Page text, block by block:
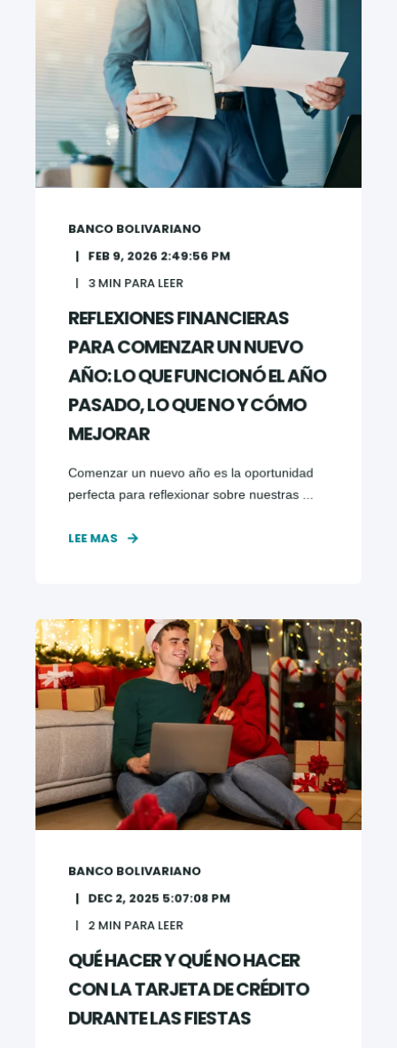
BANCO BOLIVARIANO
FEB 9, 2026 2:49:56 PM
3MIN PARA LEER
REFLEXIONES FINANCIERAS
PARA COMENZAR UN NUEVO
AÑO: LO QUE FUNCIONÓ EL AÑO
PASADO, LO QUE NO Y CÓMO
MEJORAR
Comenzar un nuevo año es la oportunidad
perfecta para reflexionar sobre nuestras ...
LEE MAS
BANCO BOLIVARIANO
DEC 2, 2025 5:07:08 PM
2 MIN PARA LEER
QUÉ HACER Y QUÉ NO HACER
CON LA TARJETA DE CRÉDITO
DURANTE LAS FIESTAS